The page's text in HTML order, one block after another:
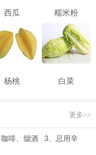
西瓜 糯米粉
杨桃 白菜
更多>>
啡、烟酒 3、忌用辛